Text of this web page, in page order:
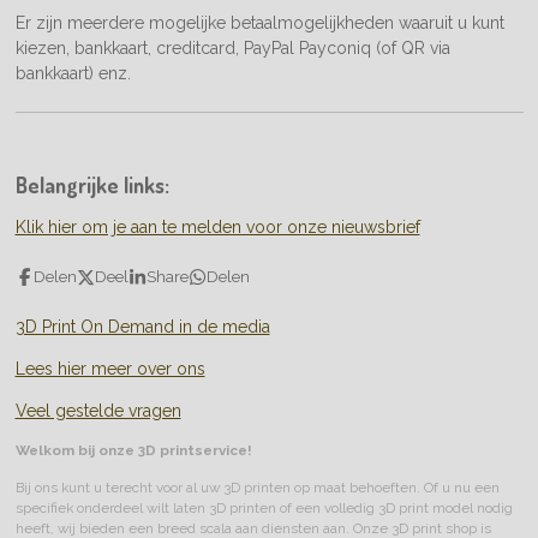
Er zijn meerdere mogelijke betaalmogelijkheden waaruit u kunt
kiezen, bankkaart, creditcard, PayPal Payconiq (of QR via
bankkaart) enz.
Belangrijke links:
Klik hier om je aan te melden voor onze nieuwsbrief
Delen Deel Share Delen
3D Print On Demand in de media
Lees hier meer over ons
Veel gestelde vragen
Welkom bij onze 3D printservice!
Bij ons kunt u terecht voor al uw 3D printen op maat behoeften. Of u nu een
specifiek onderdeel wilt laten 3D printen of een volledig 3D print model nodig
heeft, wij bieden een breed scala aan diensten aan. Onze 3D print shop is